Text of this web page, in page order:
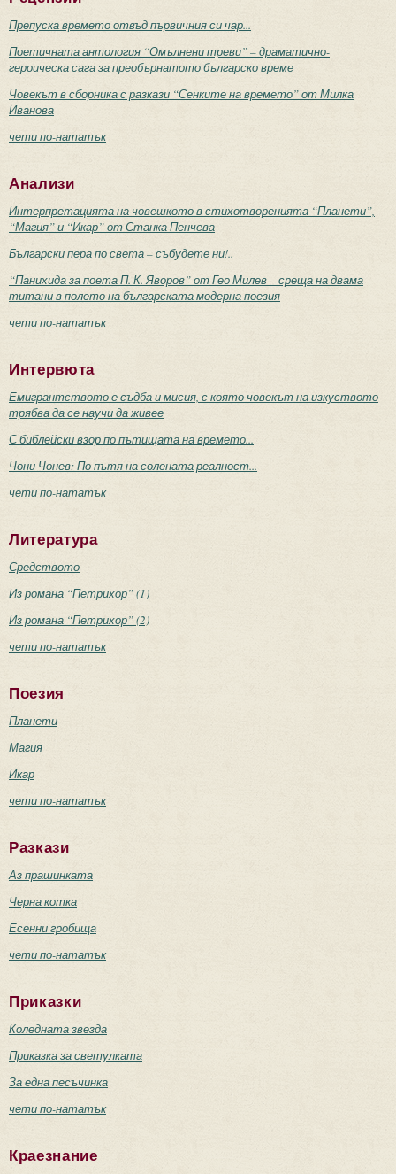
Препуска времето отвъд първичния си чар...
Поетичната антология “Омълнени треви” – драматично-
героическа сага за преобърнатото българско време
Човекът в сборника с разкази “Сенките на времето” от Милка
Иванова
чети по-нататък
Анализи
Интерпретацията на човешкото в стихотворенията “Планети”,
“Магия” и “Икар” от Станка Пенчева
Български пера по света – събудете ни!..
“Панихида за поета П. К. Яворов” от Гео Милев – среща на двама
титани в полето на българската модерна поезия
чети по-нататък
Интервюта
Емигрантството е съдба и мисия, с която човекът на изкуството
трябва да се научи да живее
С библейски взор по пътищата на времето...
Чони Чонев: По пътя на солената реалност...
чети по-нататък
Литература
Средството
Из романа “Петрихор” (1)
Из романа “Петрихор” (2)
чети по-нататък
Поезия
Планети
Магия
Икар
чети по-нататък
Разкази
Аз прашинката
Черна котка
Есенни гробища
чети по-нататък
Приказки
Коледната звезда
Приказка за светулката
За една песъчинка
чети по-нататък
Краезнание